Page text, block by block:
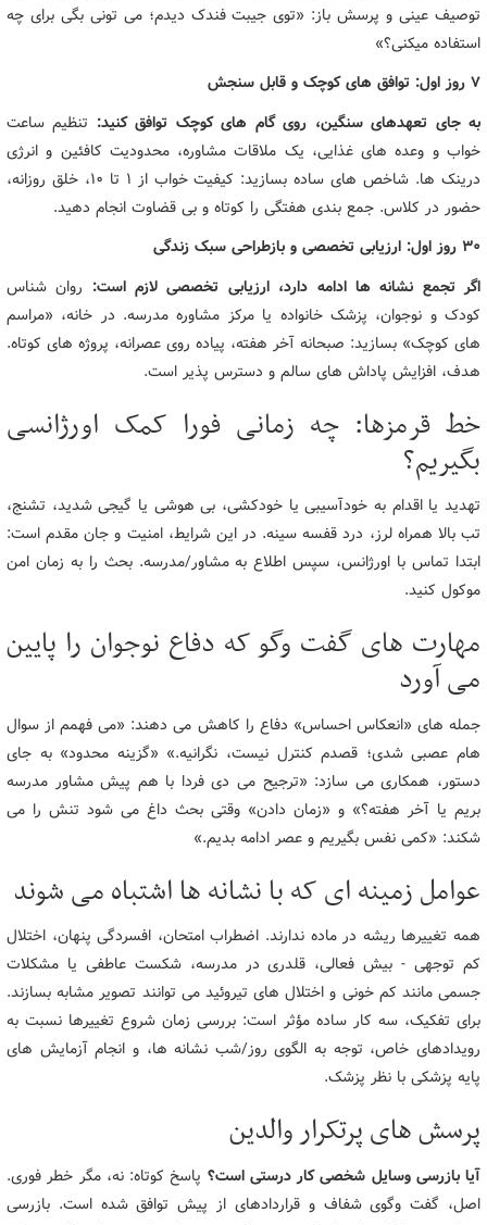
توصیف عینی و پرسش باز: «توی جیبت فندک دیدم؛ می تونی بگی برای چه
استفاده میکنی؟»
۷ روز اول: توافق های کوچک و قابل سنجش
به جای تعهدهای سنگین، روی گام های کوچک توافق کنید: تنظیم ساعت
خواب و وعده های غذایی، یک ملاقات مشاوره، محدودیت کافئین و انرژی
درینک ها. شاخص های ساده بسازید: کیفیت خواب از ۱ تا ۱۰، خلق روزانه،
حضور در کلاس. جمع بندی هفتگی را کوتاه و بی قضاوت انجام دهید.
۳۰ روز اول: ارزیابی تخصصی و بازطراحی سبک زندگی
اگر تجمع نشانه ها ادامه دارد، ارزیابی تخصصی لازم است: روان شناس
کودک و نوجوان، پزشک خانواده یا مرکز مشاوره مدرسه. در خانه، «مراسم
های کوچک» بسازید: صبحانه آخر هفته، پیاده روی عصرانه، پروژه های کوتاه.
هدف، افزایش پاداش های سالم و دسترس پذیر است.
خط قرمزها: چه زمانی فورا کمک اورژانسی
بگیریم؟
تهدید یا اقدام به خودآسیبی یا خودکشی، بی هوشی یا گیجی شدید، تشنج،
تب بالا همراه لرز، درد قفسه سینه. در این شرایط، امنیت و جان مقدم است:
ابتدا تماس با اورژانس، سپس اطلاع به مشاور/مدرسه. بحث را به زمان امن
موکول کنید.
مهارت های گفت وگو که دفاع نوجوان را پایین
می آورد
جمله های «انعکاس احساس» دفاع را کاهش می دهند: «می فهمم از سوال
هام عصبی شدی؛ قصدم کنترل نیست، نگرانیه.» «گزینه محدود» به جای
دستور، همکاری می سازد: «ترجیح می دی فردا با هم پیش مشاور مدرسه
بریم یا آخر هفته؟» و «زمان دادن» وقتی بحث داغ می شود تنش را می
شکند: «کمی نفس بگیریم و عصر ادامه بدیم.»
عوامل زمینه ای که با نشانه ها اشتباه می شوند
همه تغییرها ریشه در ماده ندارند. اضطراب امتحان، افسردگی پنهان، اختلال
کم توجهی - بیش فعالی، قلدری در مدرسه، شکست عاطفی یا مشکلات
جسمی مانند کم خونی و اختلال های تیروئید می توانند تصویر مشابه بسازند.
برای تفکیک، سه کار ساده مؤثر است: بررسی زمان شروع تغییرها نسبت به
رویدادهای خاص، توجه به الگوی روز/شب نشانه ها، و انجام آزمایش های
پایه پزشکی با نظر پزشک.
پرسش های پرتکرار والدین
آیا بازرسی وسایل شخصی کار درستی است؟ پاسخ کوتاه: نه، مگر خطر فوری.
اصل، گفت وگوی شفاف و قراردادهای از پیش توافق شده است. بازرسی